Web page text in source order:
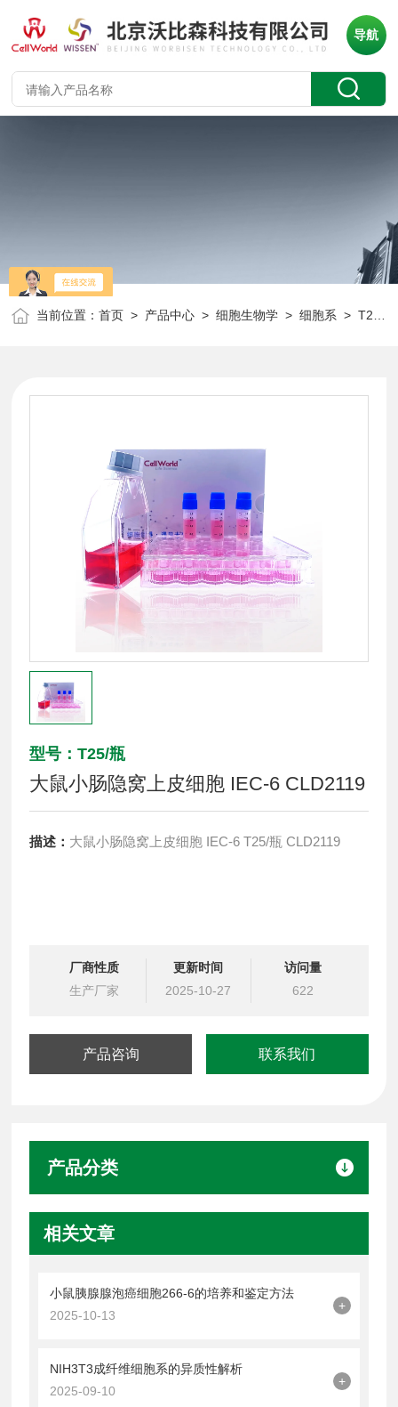
导航
当前位置：首页 > 产品中心 >细胞生物学 >细胞系 > T25/瓶大鼠小肠隐窝上皮细胞 IEC-6 CLD2119
型号：T25/瓶
大鼠小肠隐窝上皮细胞 IEC-6 CLD2119
描述： 大鼠小肠隐窝上皮细胞 IEC-6 T25/瓶 CLD2119
厂商性质
生产厂家
更新时间
2025-10-27
访问量
622
产品咨询 联系我们
产品分类
相关文章
小鼠胰腺腺泡癌细胞266-6的培养和鉴定方法
2025-10-13
+
NIH3T3成纤维细胞系的异质性解析
2025-09-10
+